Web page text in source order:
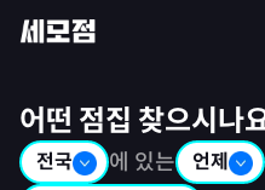
어떤 점집 찾으시나
전국 에 있는 언제